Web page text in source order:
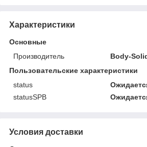
Характеристики
Основные
Производитель
Body-
Пользовательские характеристики
status
statusSPB
Условия доставки